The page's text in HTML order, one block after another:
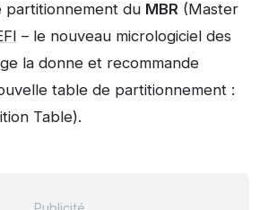
partitionnement du MBR (Master
– le nouveau micrologiciel des
la donne et recommande
table de partitionnement :
Table).